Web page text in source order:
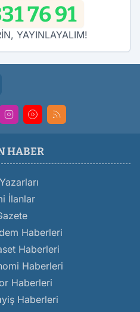
76 91
YAYINLAYALIM!
HABER
İlanlar
Haberleri
Haberleri
Haberleri
Haberleri
Haberleri